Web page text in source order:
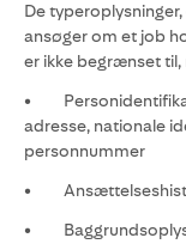
De
ansøger om et job
er ikke begrænset til,
•
adresse, nationale
personnummer
•
•